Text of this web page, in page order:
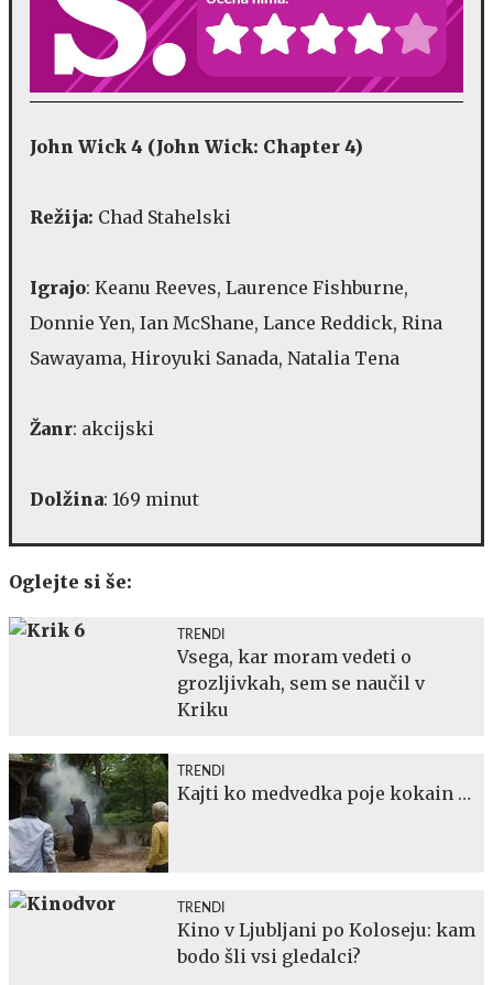
John Wick 4 (John Wick: Chapter 4)
Režija: Chad Stahelski
Igrajo: Keanu Reeves, Laurence Fishburne,
Donnie Yen, Ian McShane, Lance Reddick, Rina
Sawayama, Hiroyuki Sanada, Natalia Tena
Žanr: akcijski
Dolžina: 169 minut
Oglejte si še:
TRENDI
Vsega, kar moram vedeti o
grozljivkah, sem se naučil v
Kriku
TRENDI
Kajti ko medvedka poje kokain …
TRENDI
Kino v Ljubljani po Koloseju: kam
bodo šli vsi gledalci?